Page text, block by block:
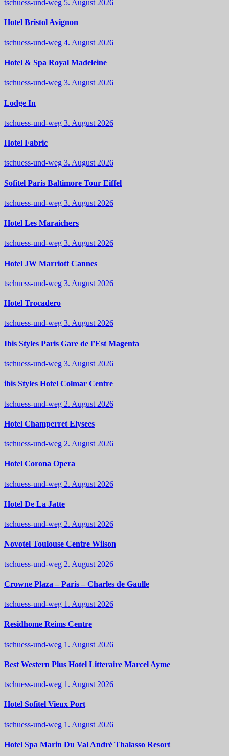
tschuess-und-weg 5. August 2026
Hotel Bristol Avignon
tschuess-und-weg 4. August 2026
Hotel & Spa Royal Madeleine
tschuess-und-weg 3. August 2026
Lodge In
tschuess-und-weg 3. August 2026
Hotel Fabric
tschuess-und-weg 3. August 2026
Sofitel Paris Baltimore Tour Eiffel
tschuess-und-weg 3. August 2026
Hotel Les Maraichers
tschuess-und-weg 3. August 2026
Hotel JW Marriott Cannes
tschuess-und-weg 3. August 2026
Hotel Trocadero
tschuess-und-weg 3. August 2026
Ibis Styles Paris Gare de l’Est Magenta
tschuess-und-weg 3. August 2026
ibis Styles Hotel Colmar Centre
tschuess-und-weg 2. August 2026
Hotel Champerret Elysees
tschuess-und-weg 2. August 2026
Hotel Corona Opera
tschuess-und-weg 2. August 2026
Hotel De La Jatte
tschuess-und-weg 2. August 2026
Novotel Toulouse Centre Wilson
tschuess-und-weg 2. August 2026
Crowne Plaza – Paris – Charles de Gaulle
tschuess-und-weg 1. August 2026
Residhome Reims Centre
tschuess-und-weg 1. August 2026
Best Western Plus Hotel Litteraire Marcel Ayme
tschuess-und-weg 1. August 2026
Hotel Sofitel Vieux Port
tschuess-und-weg 1. August 2026
Hotel Spa Marin Du Val André Thalasso Resort